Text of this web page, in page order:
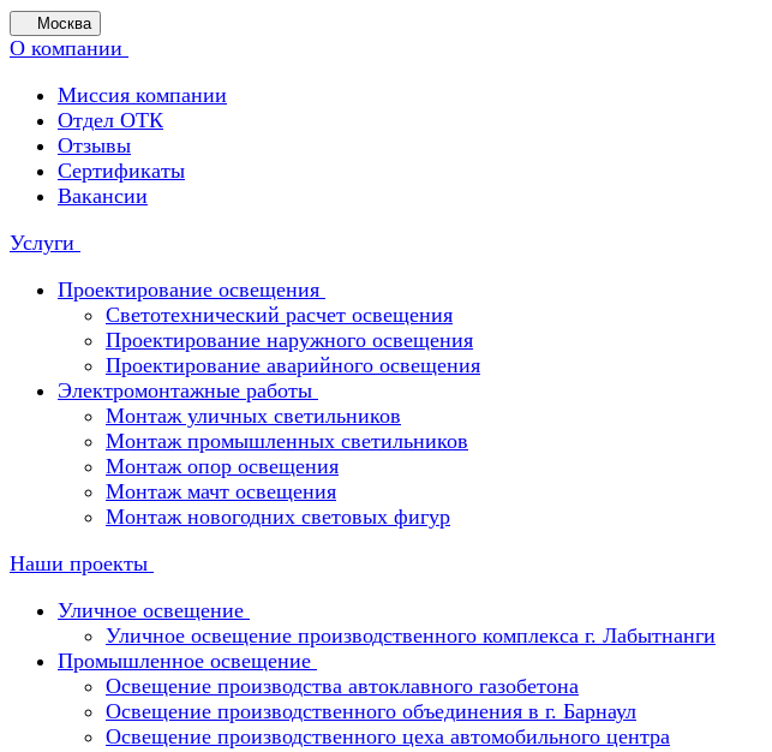
Москва
О компании
Миссия компании
Отдел ОТК
Отзывы
Сертификаты
Вакансии
Услуги
Проектирование освещения
Светотехнический расчет освещения
Проектирование наружного освещения
Проектирование аварийного освещения
Электромонтажные работы
Монтаж уличных светильников
Монтаж промышленных светильников
Монтаж опор освещения
Монтаж мачт освещения
Монтаж новогодних световых фигур
Наши проекты
Уличное освещение
Уличное освещение производственного комплекса г. Лабытнанги
Промышленное освещение
Освещение производства автоклавного газобетона
Освещение производственного объединения в г. Барнаул
Освещение производственного цеха автомобильного центра